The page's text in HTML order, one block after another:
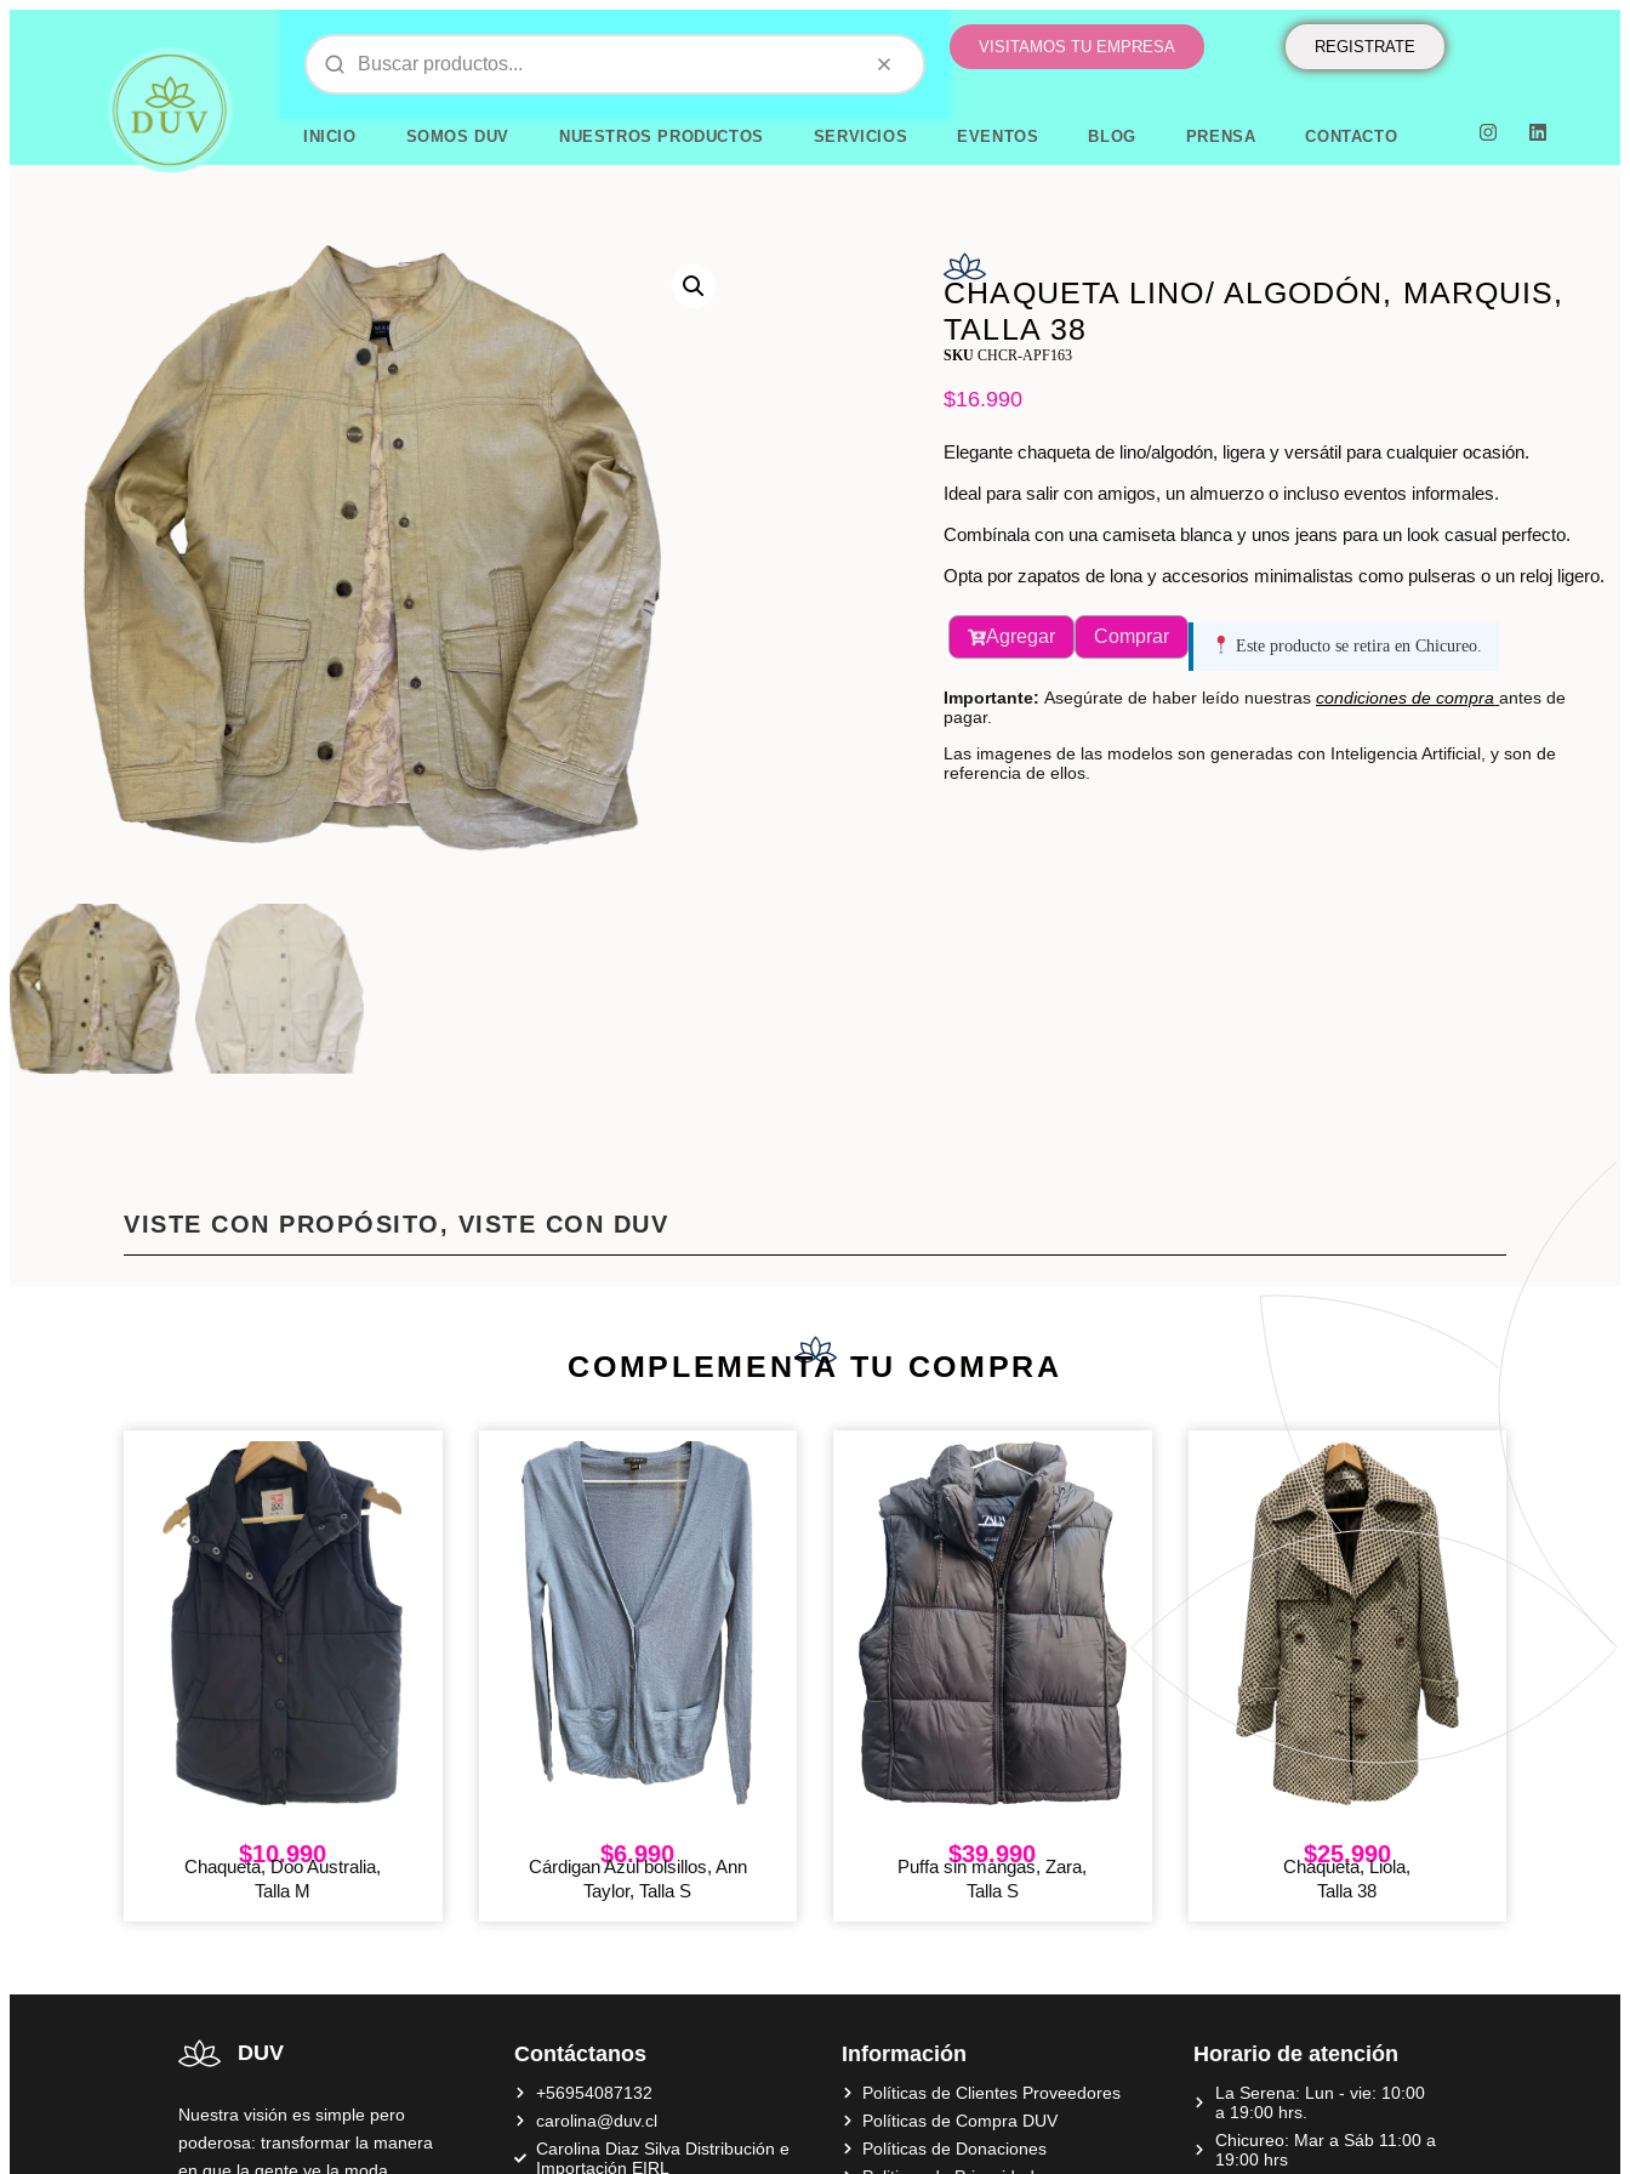
VISITAMOS TU EMPRESA REGISTRATE
INICIO SOMOS DUV NUESTROS PRODUCTOS SERVICIOS EVENTOS BLOG PRENSA CONTACTO
CHAQUETA LINO/ ALGODÓN, MARQUIS,
TALLA 38
SKUCHCR-APF163
$16.990
Elegante chaqueta de lino/algodón, ligera y versátil para cualquier ocasión.
Ideal para salir con amigos, un almuerzo o incluso eventos informales.
Combínala con una camiseta blanca y unos jeans para un look casual perfecto.
Opta por zapatos de lona y accesorios minimalistas como pulseras o un reloj ligero.
Agregar Comprar Este producto se retira en Chicureo.
Importante: Asegúrate de haber leído nuestrascondiciones de compra antes de
pagar.
Las imagenes de las modelos son generadas con Inteligencia Artificial, y son de
referencia de ellos.
VISTE CON PROPÓSITO, VISTE CON DUV
COMPLEMENTA TU COMPRA
$10.990
Chaqueta, Doo Australia,
Talla M
$6.990
Cárdigan Azul bolsillos, Ann
Taylor, Talla S
$39.990
Puffa sin mangas, Zara,
Talla S
$25.990
Chaqueta, Liola,
Talla 38
DUV
Nuestra visión es simple pero
poderosa: transformar la manera
Contáctanos
+56954087132
carolina@duv.cl
Carolina Diaz Silva Distribución e
Importación EIRL
Información
Políticas de Clientes Proveedores
Políticas de Compra DUV
Políticas de Donaciones
Horario de atención
La Serena: Lun - vie: 10:00
a 19:00 hrs.
Chicureo: Mar a Sáb 11:00 a
19:00 hrs